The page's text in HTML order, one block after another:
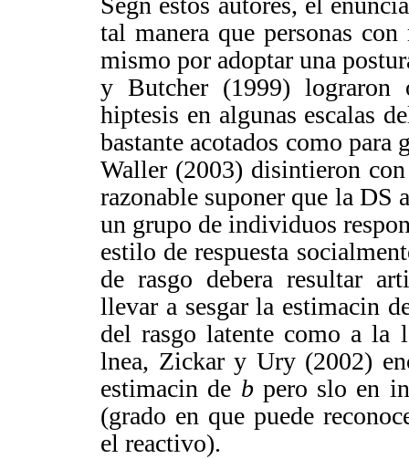
tal manera que personas
mismo por adoptar una
y Butcher(1999) lograron
hiptesis en algunas escalas
bastante acotados como para
Waller (2003) disintieron con
razonable suponer que la DS
un grupo de individuos
estilo de respuesta
de rasgo debera resultar
llevar a sesgar la estimacin
del rasgo latente como a la
lnea, Zickary Ury(2002)
estimacin de bpero slo en
(grado en que puede
el reactivo).